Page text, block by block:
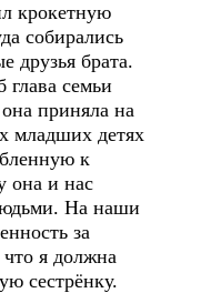
крокетную
собирались
брата.
семьи
приняла на
младших детях
к
она и нас
На наши
за
я должна
сестрёнку.